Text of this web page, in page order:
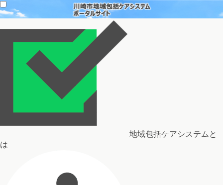
地域包括ケアシステムと
は